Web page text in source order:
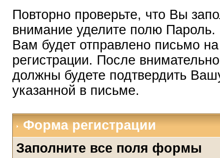
Повторно проверьте, что Вы
внимание уделите полю Пароль.
Вам будет отправлено письмо
регистрации. После
должны будете подтвердить
указанной в письме.
Форма регистрации
Заполните все поля формы